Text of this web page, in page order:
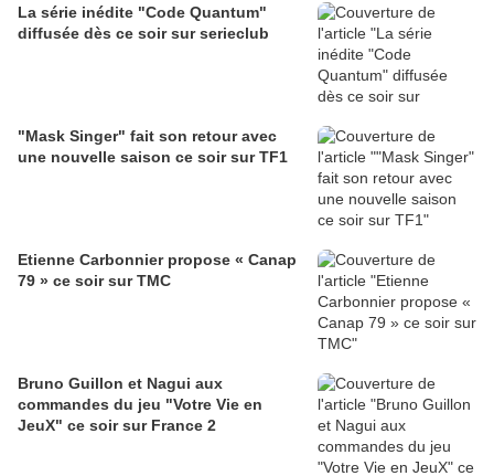
La série inédite "Code Quantum"
diffusée dès ce soir sur serieclub
"Mask Singer" fait son retour avec
une nouvelle saison ce soir sur TF1
Etienne Carbonnier propose « Canap
79 » ce soir sur TMC
Bruno Guillon et Nagui aux
commandes du jeu "Votre Vie en
JeuX" ce soir sur France 2